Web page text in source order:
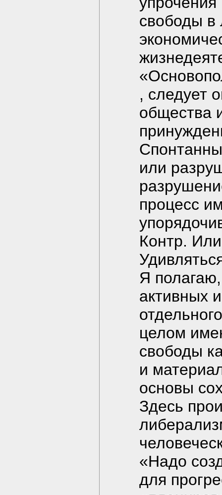
свободы в
, следует
общества
или
процесс
Контр.
Я
активных
целом
свободы
и
основы
Здесь
«Надо
для